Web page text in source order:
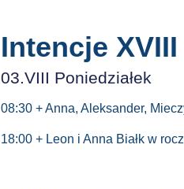
Intencje
03.VIII Poniedziałek
08:30 + Anna, Aleksander,
18:00 + Leon i Anna Białk w